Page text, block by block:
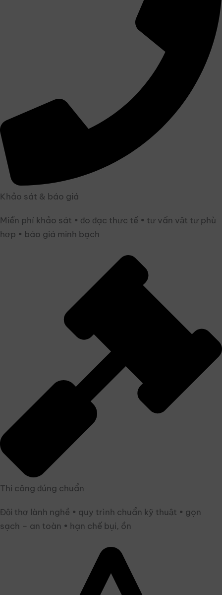
Khảo sát & báo giá
Miễn phí khảo sát • đo đạc thực tế • tư vấn vật tư phù
hợp • báo giá minh bạch
Thi công đúng chuẩn
Đội thợ lành nghề • quy trình chuẩn kỹ thuật • gọn
sạch – an toàn • hạn chế bụi, ồn